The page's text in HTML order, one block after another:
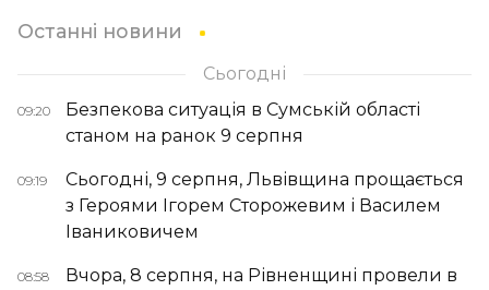
Останні новини
Сьогодні
09:20
Безпекова ситуація в Сумській області
станом на ранок 9 серпня
09:19
Сьогодні, 9 серпня, Львівщина прощається
з Героями Ігорем Сторожевим і Василем
Іваниковичем
08:58
Вчора, 8 серпня, на Рівненщині провели в